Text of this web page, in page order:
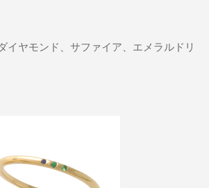
イヤモンド、サファイア、エメラルドリ